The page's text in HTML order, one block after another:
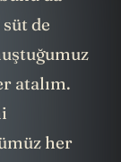
da
de
atalım.
her